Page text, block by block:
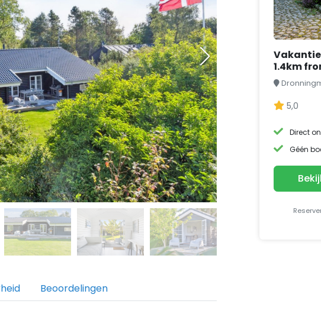
Beoordelingen
1.4km
5,0
Direct
Géén